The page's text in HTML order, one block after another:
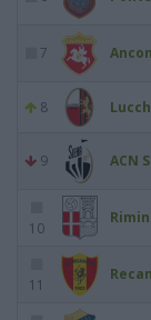
7
8
9 ACN
10
11